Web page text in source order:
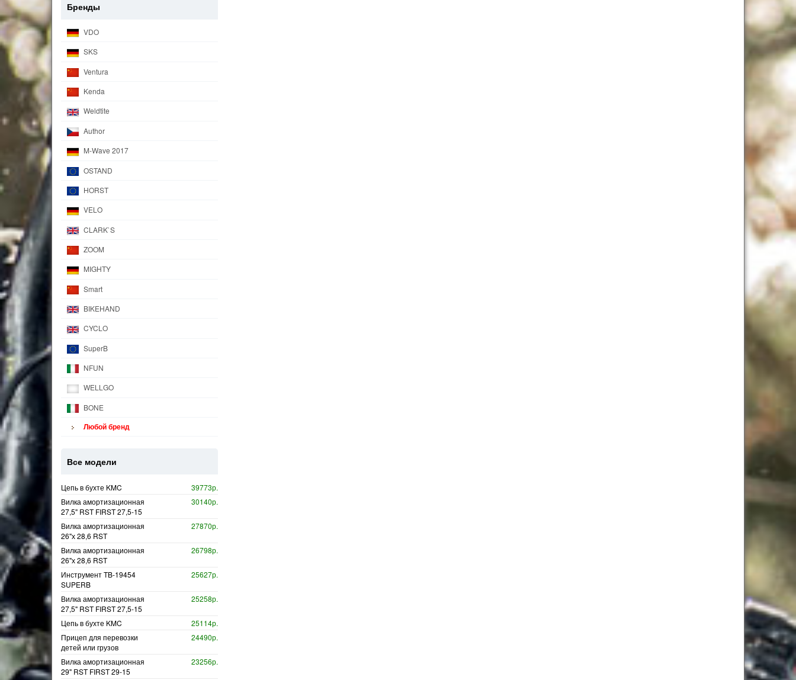
Бренды
VDO
SKS
Ventura
Kenda
Weldtite
Author
M-Wave 2017
OSTAND
HORST
VELO
CLARK`S
ZOOM
MIGHTY
Smart
BIKEHAND
CYCLO
SuperB
NFUN
WELLGO
BONE
Любой бренд
Все модели
Цепь в бухте KMC
39773р.
Вилка амортизационная
27,5" RST FIRST 27,5-15
30140р.
Вилка амортизационная
26"х 28,6 RST
27870р.
Вилка амортизационная
26"х 28,6 RST
26798р.
Инструмент TB-19454
SUPERB
25627р.
Вилка амортизационная
27,5" RST FIRST 27,5-15
25258р.
Цепь в бухте KMC
25114р.
Прицеп для перевозки
детей или грузов
24490р.
Вилка амортизационная
29" RST FIRST 29-15
23256р.